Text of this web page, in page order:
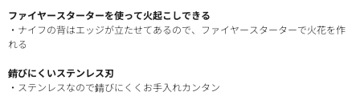
ファイヤースターターを使って火起こしできる
・ナイフの背はエッジが立たせてあるので、ファイヤースターターで火花を作
れる
錆びにくいステンレス刃
・ステンレスなので錆びにくくお手入れカンタン